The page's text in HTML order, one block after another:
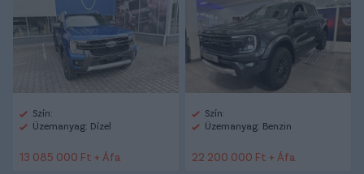
Szín:
Üzemanyag: Dízel
13 085 000 Ft + Áfa
Szín:
Üzemanyag: Benzin
22 200 000 Ft + Áfa